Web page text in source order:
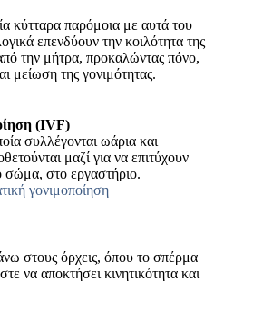
κύτταρα παρόμοια με αυτά του
επενδύουν την κοιλότητα της
την μήτρα, προκαλώντας πόνο,
μείωση της γονιμότητας.
(IVF)
συλλέγονται ωάρια και
μαζί για να επιτύχουν
σώμα, στο εργαστήριο.
γονιμοποίηση
στους όρχεις, όπου το σπέρμα
να αποκτήσει κινητικότητα και